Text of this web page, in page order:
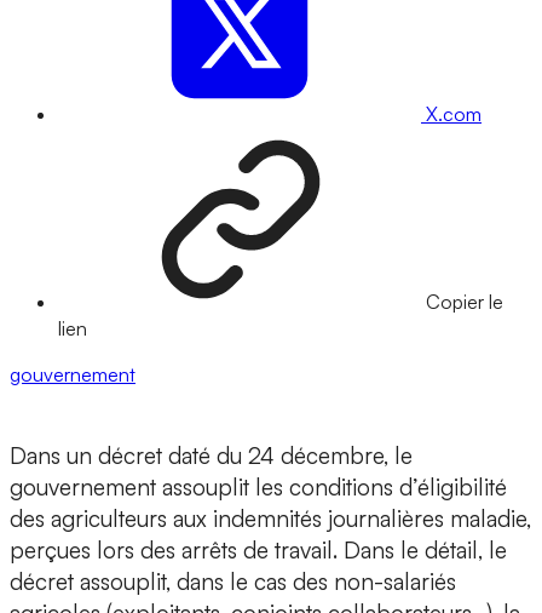
X.com
Copier le
lien
gouvernement
Dans un décret daté du 24 décembre, le
gouvernement assouplit les conditions d’éligibilité
des agriculteurs aux indemnités journalières maladie,
perçues lors des arrêts de travail. Dans le détail, le
décret assouplit, dans le cas des non-salariés